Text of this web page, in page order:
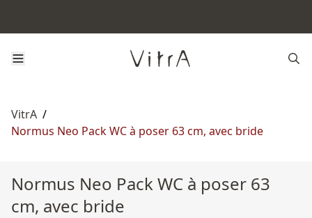
VitrA /
Normus Neo Pack WC à poser 63 cm, avec bride
Normus Neo Pack WC à poser 63
cm, avec bride